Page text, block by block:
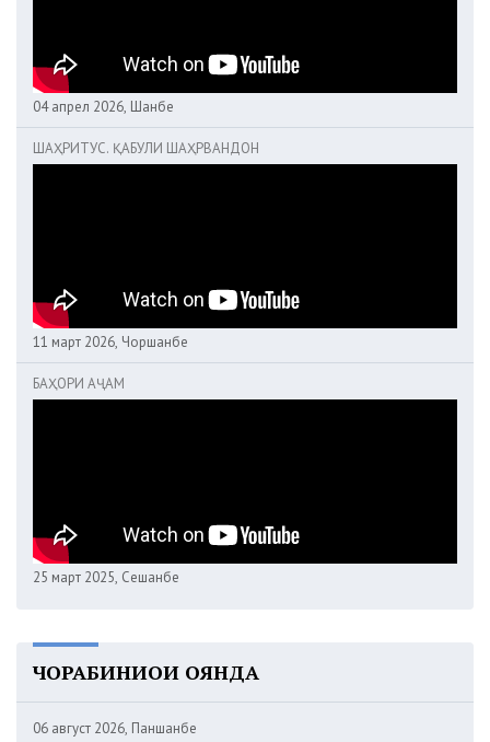
04 апрел 2026, Шанбе
ШАҲРИТУС. ҚАБУЛИ ШАҲРВАНДОН
11 март 2026, Чоршанбе
БАҲОРИ АҶАМ
25 март 2025, Сешанбе
ЧОРАБИНИҲОИ ОЯНДА
06 август 2026, Панҷшанбе